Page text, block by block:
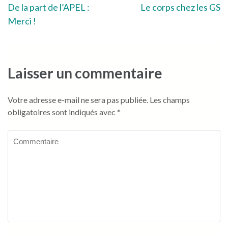
Navigation
de
De la part de l’APEL :
Merci !
Le corps chez les GS
Laisser un commentaire
Votre adresse e-mail ne sera pas publiée. Les champs
obligatoires sont indiqués avec *